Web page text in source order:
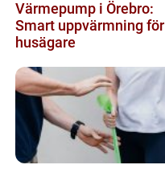
Värmepump i Örebro:
Smart uppvärmning för
husägare